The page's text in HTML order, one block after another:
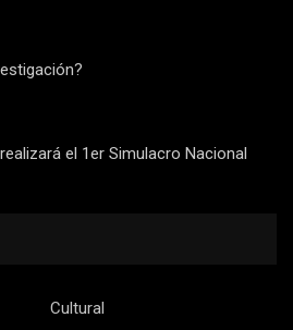
el 1er Simulacro Nacional
Cultural